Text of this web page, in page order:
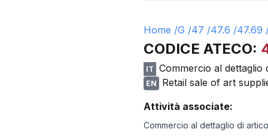
Home /G /47 /47.6 /47.69
CODICE ATECO:
IT Commercio al
EN
Retail sale of art
Attività associate:
Commercio al dettaglio di